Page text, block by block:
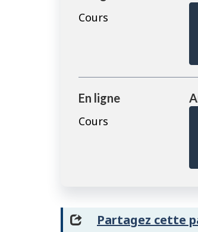
Cours
En ligne
Cours
Partagez cette